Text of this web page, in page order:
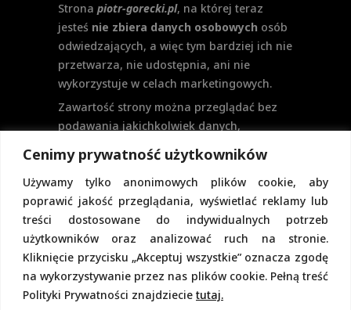
Cenimy prywatność użytkowników
Używamy tylko anonimowych plików cookie, aby
poprawić jakość przeglądania, wyświetlać reklamy lub
treści dostosowane do indywidualnych potrzeb
użytkowników oraz analizować ruch na stronie.
Kliknięcie przycisku „Akceptuj wszystkie” oznacza zgodę
na wykorzystywanie przez nas plików cookie. Pełną treść
Polityki Prywatności znajdziecie tutaj.
Strona piotr-gorecki.pl, na której teraz
jesteś nie zbiera danych osobowych osób
odwiedzających, a więc tym bardziej ich nie
przetwarza, nie udostępnia, ani nie
wykorzystuje w celach marketingowych.
Zawartość strony można przeglądać bez
podawania jakichkolwiek danych,
logowanie. Aktualnie na stronie nie
przewiduje się formularzy kontaktowych
ani systemu komentarzy, co wiązałoby się
z udostępnianiem i przetwarzaniem
danych osobowych.
Pełną politykę prywatności znajdziecie
pod tym linkiem.
Polityka Cookies